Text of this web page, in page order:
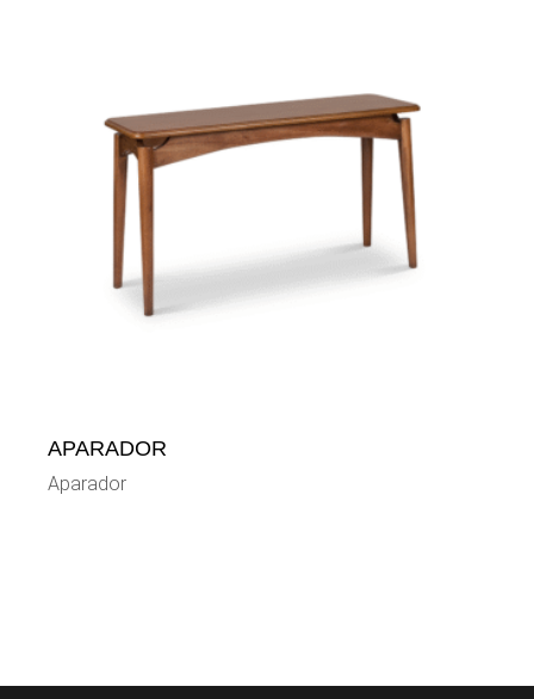
APARADOR
Aparador